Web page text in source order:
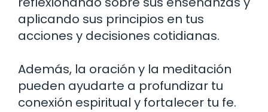
aplicando sus principios en tus
acciones y decisiones cotidianas.
Además, la oración y la meditación
pueden ayudarte a profundizar tu
conexión espiritual y fortalecer tu fe.